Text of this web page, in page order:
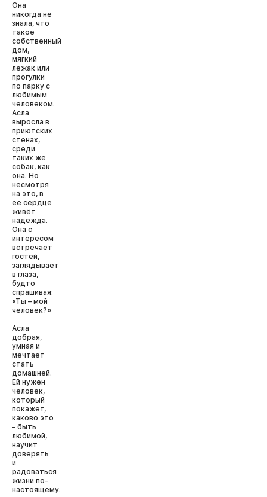
Она
никогда не
знала, что
такое
собственный
дом,
мягкий
лежак или
прогулки
по парку с
любимым
человеком.
Асла
выросла в
приютских
стенах,
среди
таких же
собак, как
она. Но
несмотря
на это, в
её сердце
живёт
надежда.
Она с
интересом
встречает
гостей,
заглядывает
в глаза,
будто
спрашивая:
«Ты – мой
человек?»
Асла
добрая,
умная и
мечтает
стать
домашней.
Ей нужен
человек,
который
покажет,
каково это
– быть
любимой,
научит
доверять
и
радоваться
жизни по-
настоящему.